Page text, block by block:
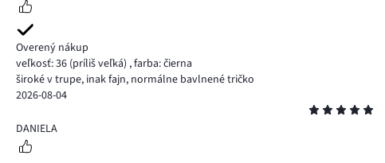
Overený nákup
veľkosť: 36 (príliš veľká) ,farba: čierna
široké v trupe, inak fajn, normálne bavlnené tričko
2026-08-04
5
DANIELA